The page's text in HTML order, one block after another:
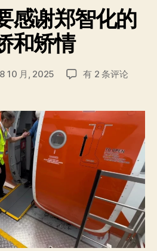
感谢郑智化的
和矫情
10 月, 2025
我
需
要
感
谢
郑
化
的
撒
娇
和
有 2 条评论